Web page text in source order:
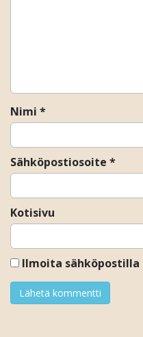
n
Nimi *
Sähköpostiosoite *
Kotisivu
Ilmoita sähköpostilla